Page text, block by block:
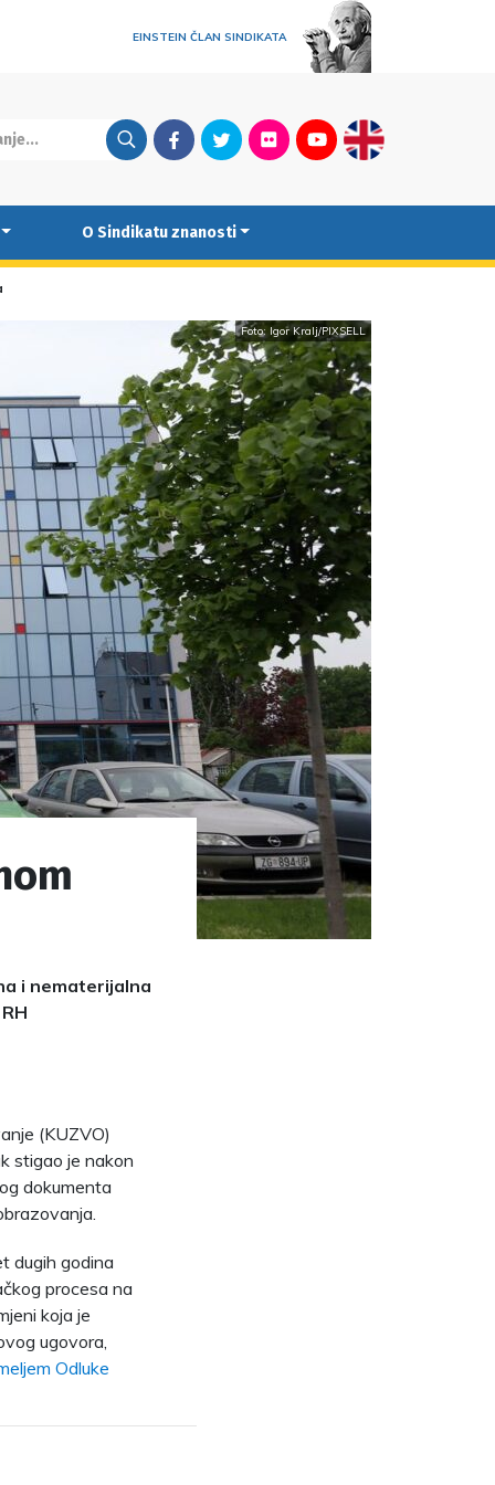
EINSTEIN ČLAN SINDIKATA
FacebookTwitterFlickrYoutubeEnglish
O Sindikatu znanosti
Foto: Igor Kralj/PIXSELL
i nematerijalna
(KUZVO)
stigao je nakon
dokumenta
dugih godina
procesa na
koja je
ugovora,
Odluke